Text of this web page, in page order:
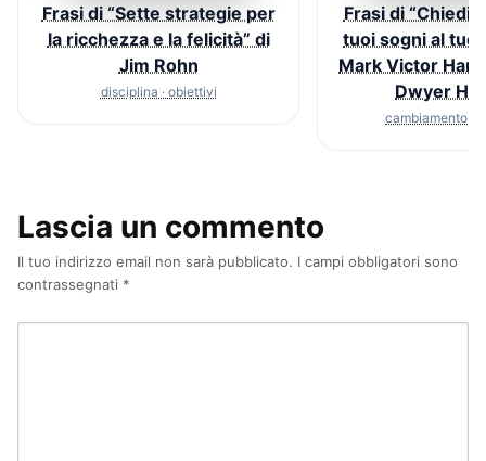
Frasi di “Sette strategie per
la ricchezza e la felicità” di
Jim Rohn
disciplina · obiettivi
Frasi di “Chiedi!
tuoi sogni al tuo
Mark Victor
Dwyer
cambiamento ·
Lascia un commento
Il tuo indirizzo email non sarà pubblicato. I campi obbligatori sono
contrassegnati *